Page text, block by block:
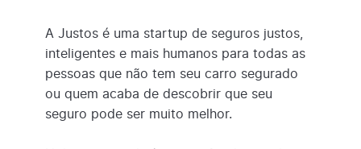
A Justos é uma startup de seguros justos,
inteligentes e mais humanos para todas as
pessoas que não tem seu carro segurado
ou quem acaba de descobrir que seu
seguro pode ser muito melhor.